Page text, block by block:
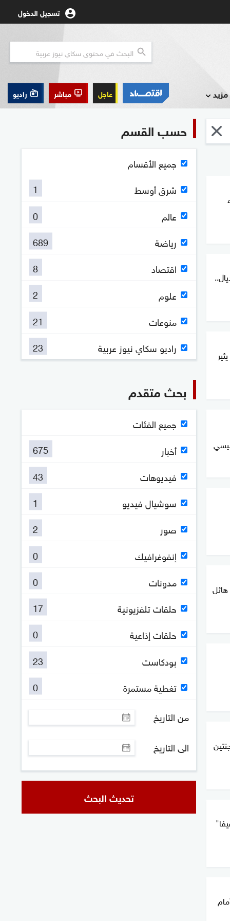
تسجيل الدخول
مزيد عاجل مباشر راديو
حسب القسم
جميع الأقسام
شرق أوسط
1
عالم
0
رياضة
689
اقتصاد
8
علوم
2
منوعات
21
راديو سكاي نيوز عربية
23
بحث متقدم
جميع الفئات
أخبار
675
فيديوهات
43
سوشيال فيديو
1
صور
2
إنفوغرافيك
0
مدونات
0
حلقات تلفزيونية
17
حلقات إذاعية
0
بودكاست
23
تغطية مستمرة
0
من التاريخ
الى التاريخ
تحديث البحث